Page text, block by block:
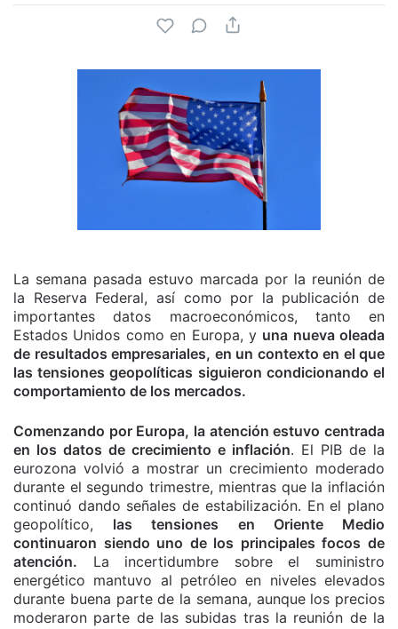
La semana pasada estuvo marcada por la reunión de
la Reserva Federal, así como por la publicación de
importantes datos macroeconómicos, tanto en
Estados Unidos como en Europa, y una nueva oleada
de resultados empresariales, en un contexto en el que
las tensiones geopolíticas siguieron condicionando el
comportamiento de los mercados.
Comenzando por Europa, la atención estuvo centrada
en los datos de crecimiento e inflación. El PIB de la
eurozona volvió a mostrar un crecimiento moderado
durante el segundo trimestre, mientras que la inflación
continuó dando señales de estabilización. En el plano
geopolítico, las tensiones en Oriente Medio
continuaron siendo uno de los principales focos de
atención. La incertidumbre sobre el suministro
energético mantuvo al petróleo en niveles elevados
durante buena parte de la semana, aunque los precios
moderaron parte de las subidas tras la reunión de la